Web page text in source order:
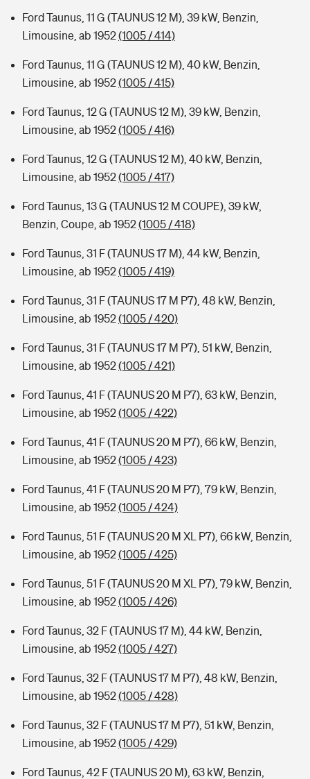
Ford Taunus, 11 G (TAUNUS 12 M), 39 kW, Benzin,
Limousine, ab 1952(1005 / 414)
Ford Taunus, 11 G (TAUNUS 12 M), 40 kW, Benzin,
Limousine, ab 1952(1005 / 415)
Ford Taunus, 12 G (TAUNUS 12 M), 39 kW, Benzin,
Limousine, ab 1952(1005 / 416)
Ford Taunus, 12 G (TAUNUS 12 M), 40 kW, Benzin,
Limousine, ab 1952(1005 / 417)
Ford Taunus, 13 G (TAUNUS 12 M COUPE), 39 kW,
Benzin, Coupe, ab 1952(1005 / 418)
Ford Taunus, 31 F (TAUNUS 17 M), 44 kW, Benzin,
Limousine, ab 1952(1005 / 419)
Ford Taunus, 31 F (TAUNUS 17 M P7), 48 kW, Benzin,
Limousine, ab 1952(1005 / 420)
Ford Taunus, 31 F (TAUNUS 17 M P7), 51 kW, Benzin,
Limousine, ab 1952(1005 / 421)
Ford Taunus, 41 F (TAUNUS 20 M P7), 63 kW, Benzin,
Limousine, ab 1952(1005 / 422)
Ford Taunus, 41 F (TAUNUS 20 M P7), 66 kW, Benzin,
Limousine, ab 1952(1005 / 423)
Ford Taunus, 41 F (TAUNUS 20 M P7), 79 kW, Benzin,
Limousine, ab 1952(1005 / 424)
Ford Taunus, 51 F (TAUNUS 20 M XL P7), 66 kW, Benzin,
Limousine, ab 1952(1005 / 425)
Ford Taunus, 51 F (TAUNUS 20 M XL P7), 79 kW, Benzin,
Limousine, ab 1952(1005 / 426)
Ford Taunus, 32 F (TAUNUS 17 M), 44 kW, Benzin,
Limousine, ab 1952(1005 / 427)
Ford Taunus, 32 F (TAUNUS 17 M P7), 48 kW, Benzin,
Limousine, ab 1952(1005 / 428)
Ford Taunus, 32 F (TAUNUS 17 M P7), 51 kW, Benzin,
Limousine, ab 1952(1005 / 429)
Ford Taunus, 42 F (TAUNUS 20 M), 63 kW, Benzin,